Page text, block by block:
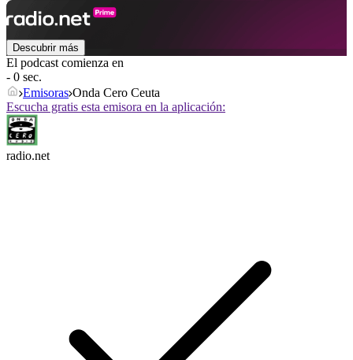
Descubrir más
El podcast comienza en
- 0 sec.
Emisoras Onda Cero Ceuta
Escucha gratis esta emisora en la aplicación:
radio.net